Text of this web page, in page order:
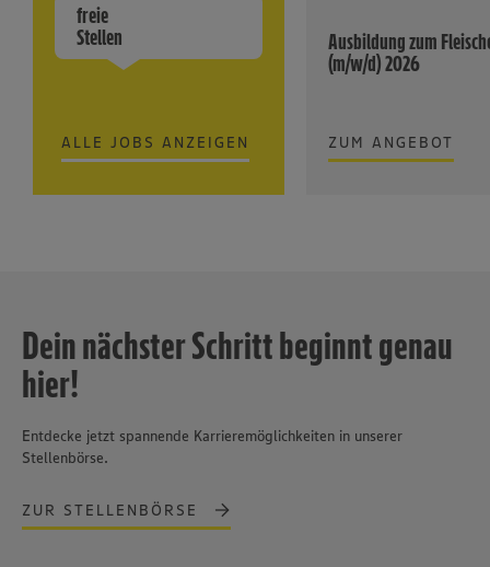
freie
Stellen
ALLE JOBS ANZEIGEN
Ausbildung zum
(m/w/d) 2026
ZUM ANGEBOT
Dein nächster Schritt beginnt genau
hier!
Entdecke jetzt spannende Karrieremöglichkeiten in unserer
Stellenbörse.
ZUR STELLENBÖRSE